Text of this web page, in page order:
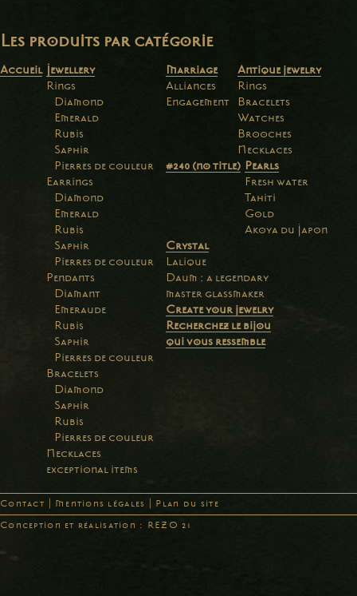
Les produits par catégorie
Accueil Jewellery
Rings
Diamond
Emerald
Rubis
Saphir
Pierres de couleur
Earrings
Diamond
Emerald
Rubis
Saphir
Pierres de couleur
Pendants
Diamant
Emeraude
Rubis
Saphir
Pierres de couleur
Bracelets
Diamond
Saphir
Rubis
Pierres de couleur
Necklaces
exceptional items
Marriage
Alliances
Engagement
Antique jewelry
Rings
Bracelets
Watches
Brooches
Necklaces
#240 (no title) Pearls
Fresh water
Tahiti
Gold
Akoya du Japon
Crystal
Lalique
Daum : a legendary
master glassmaker
Create your jewelry
Recherchez le bijou
qui vous ressemble
Contact Mentions légales Plan du site
Conception et réalisation : REZO 21